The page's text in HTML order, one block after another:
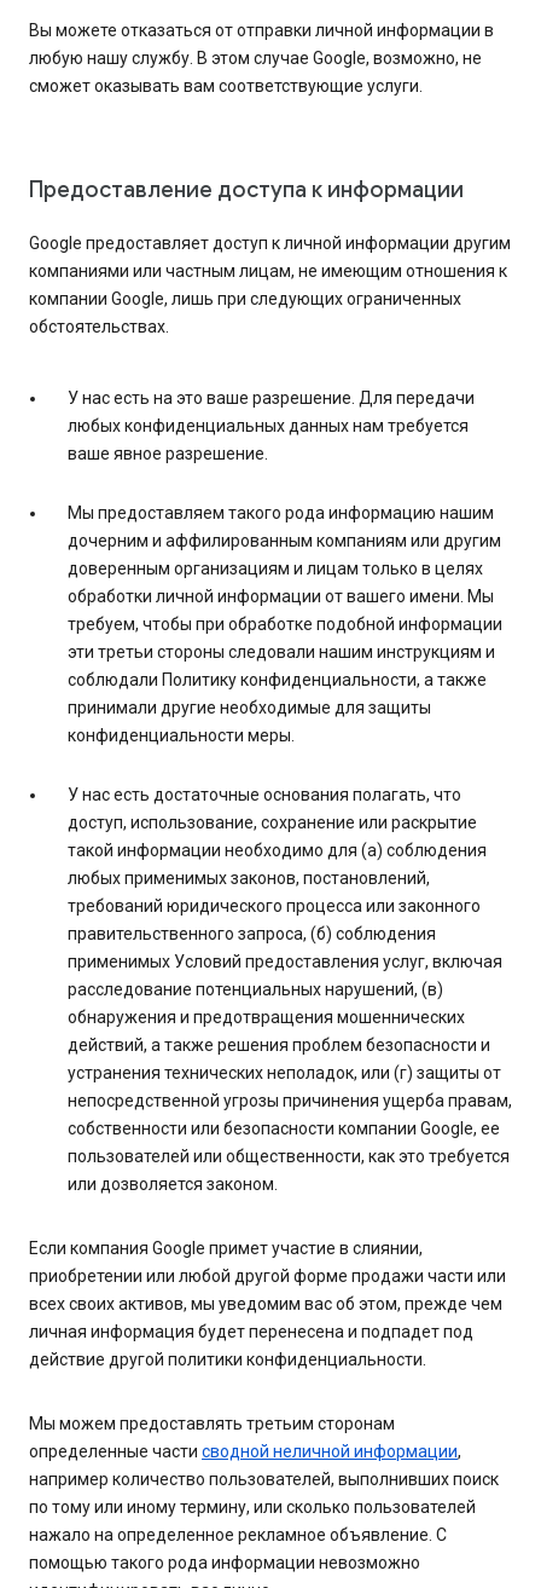
Вы можете отказаться от отправки личной информации в
любую нашу службу. В этом случае Google, возможно, не
сможет оказывать вам соответствующие услуги.
Предоставление доступа к информации
Google предоставляет доступ к личной информации другим
компаниями или частным лицам, не имеющим отношения к
компании Google, лишь при следующих ограниченных
обстоятельствах.
У нас есть на это ваше разрешение. Для передачи
любых конфиденциальных данных нам требуется
ваше явное разрешение.
Мы предоставляем такого рода информацию нашим
дочерним и аффилированным компаниям или другим
доверенным организациям и лицам только в целях
обработки личной информации от вашего имени. Мы
требуем, чтобы при обработке подобной информации
эти третьи стороны следовали нашим инструкциям и
соблюдали Политику конфиденциальности, а также
принимали другие необходимые для защиты
конфиденциальности меры.
У нас есть достаточные основания полагать, что
доступ, использование, сохранение или раскрытие
такой информации необходимо для (а) соблюдения
любых применимых законов, постановлений,
требований юридического процесса или законного
правительственного запроса, (б) соблюдения
применимых Условий предоставления услуг, включая
расследование потенциальных нарушений, (в)
обнаружения и предотвращения мошеннических
действий, а также решения проблем безопасности и
устранения технических неполадок, или (г) защиты от
непосредственной угрозы причинения ущерба правам,
собственности или безопасности компании Google, ее
пользователей или общественности, как это требуется
или дозволяется законом.
Если компания Google примет участие в слиянии,
приобретении или любой другой форме продажи части или
всех своих активов, мы уведомим вас об этом, прежде чем
личная информация будет перенесена и подпадет под
действие другой политики конфиденциальности.
Мы можем предоставлять третьим сторонам
определенные части сводной неличной информации,
например количество пользователей, выполнивших поиск
по тому или иному термину, или сколько пользователей
нажало на определенное рекламное объявление. С
помощью такого рода информации невозможно